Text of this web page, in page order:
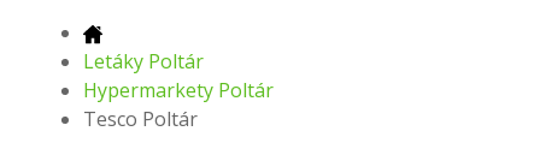
Letáky Poltár
Hypermarkety Poltár
Tesco Poltár